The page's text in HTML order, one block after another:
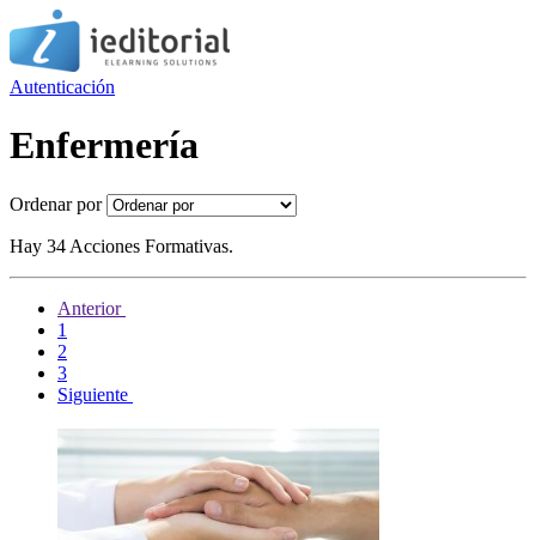
Autenticación
Enfermería
Ordenar por
Hay 34 Acciones Formativas.
Anterior
1
2
3
Siguiente